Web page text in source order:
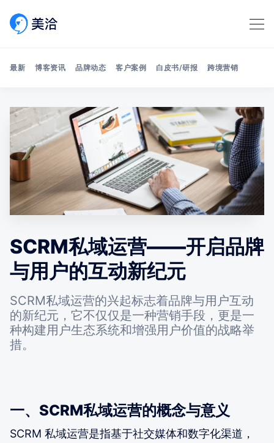
Search 美洽博客
最新 博客资讯 品牌动态 客户案例 白皮书/研报 跨境营销
SCRM私域运营——开启品牌
与用户的互动新纪元
SCRM私域运营的兴起标志着品牌与用户互动
的新纪元，它不仅仅是一种营销手段，更是一
种构建用户生态系统和增强用户价值的战略举
措。
一、SCRM私域运营的概念与意义
SCRM 私域运营是指基于社交媒体和数字化渠道，